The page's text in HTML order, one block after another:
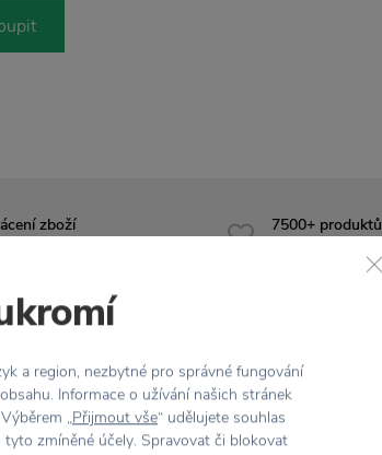
zboží
7500+ produktů
Vlastnosti
Kód produktu
a region, nezbytné pro správné fungování
Informace o užívání našich stránek
„Přijmout vše“ udělujete souhlas
zmíněné účely. Spravovat či blokovat